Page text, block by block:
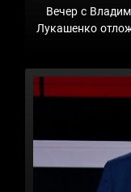
Вечер с
Лукашенко